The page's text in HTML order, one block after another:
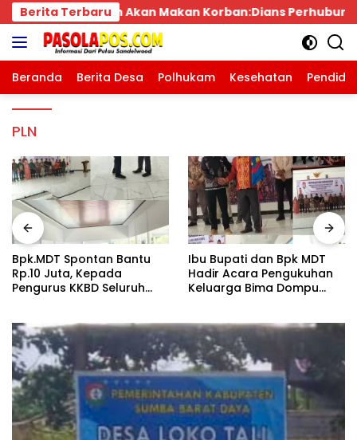
Langsung
ke
konten
Berita Terbaru
Korban:Dians Perhubungan dan Satlantas Didesak
Beranda Berita Desa Polhukam Kesehatan
PLN
Bpk.MDT Spontan Bantu
Rp.10 Juta, Kepada
Pengurus KKBD Seluruh
Ibu Bupati dan Bpk MDT
Hadir Acara Pengukuhan
Keluarga Bima Dompu
Gedung Fortuna
Radamata.